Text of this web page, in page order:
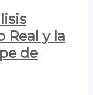
Real y la
de